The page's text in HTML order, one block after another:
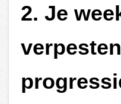
2. Je